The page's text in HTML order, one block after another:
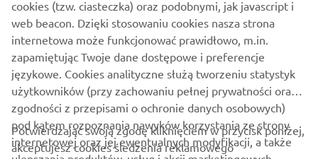
Bądź na bieżąco z informacjami o najnowszych ofertach,
wydarzeniach specjalnych, nowościach i nie tylko
SUBSKRYBUJ
Przeczytaj naszą Politykę prywatności, aby dowiedzieć się, jak
cookies (tzw. ciasteczka) oraz podobnymi, jak javascript i
web beacon. Dzięki stosowaniu cookies nasza strona
internetowa może funkcjonować prawidłowo, m.in.
zapamiętując Twoje dane dostępowe i preferencje
językowe. Cookies analityczne służą tworzeniu statystyk
użytkowników (przy zachowaniu pełnej prywatności oraz
zgodności z przepisami o ochronie danych osobowych)
pod kątem rozpoznania nawyków korzystania ze strony
internetowej oraz jej ewentualnych modyfikacji, a także
Potwierdzając swoją zgodę kliknięciem w przycisk poniżej,
akceptujesz cookies śledzenia reklamowego